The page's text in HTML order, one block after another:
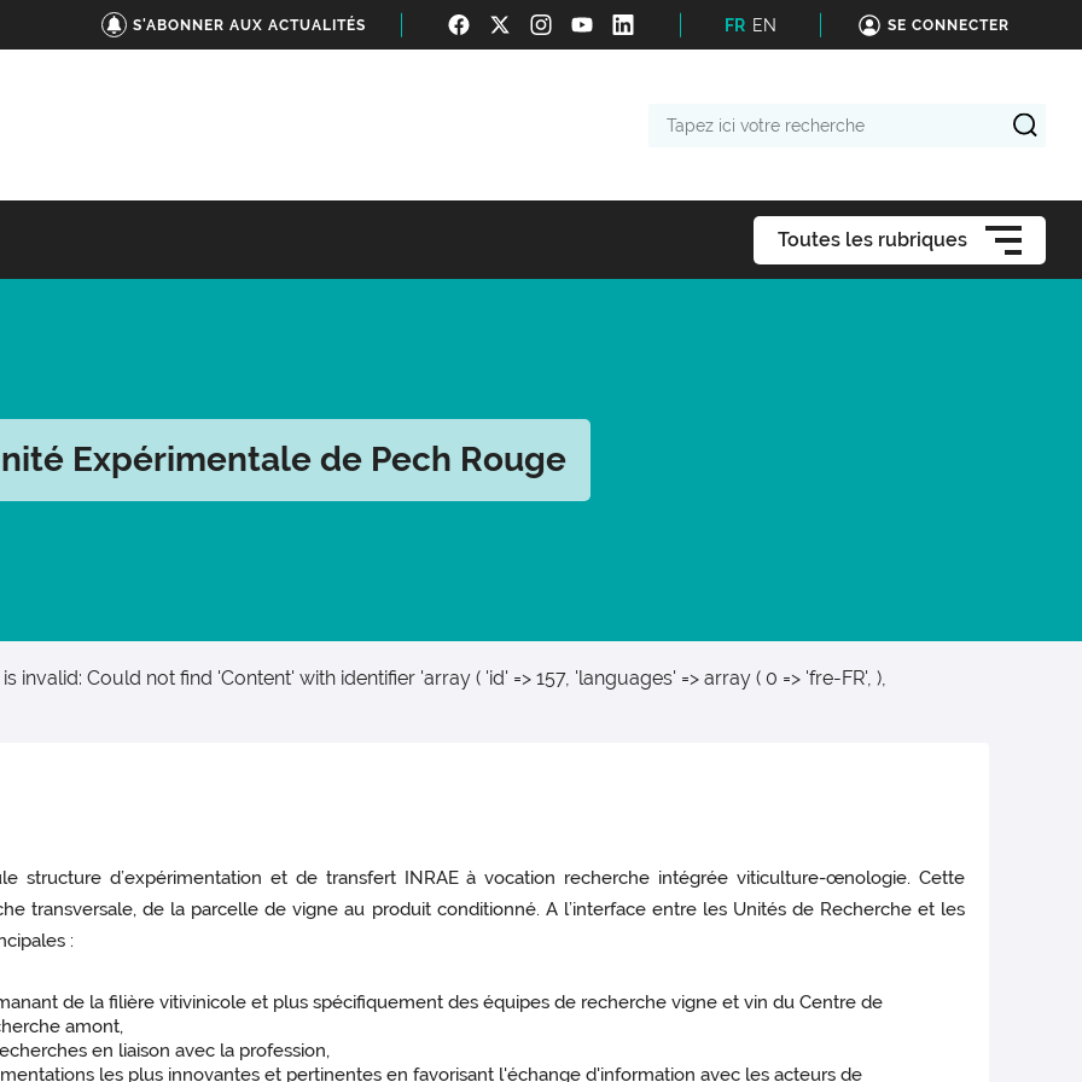
S'ABONNER AUX ACTUALITÉS FR EN SE CONNECTER
Toutes les rubriques
Expérimentale de Pech Rouge
Could not find 'Content' with identifier 'array ( 'id' => 157, 'languages' => array ( 0 => 'fre-FR', ),
structure d’expérimentation et de transfert INRAE à vocation recherche intégrée viticulture-œnologie. Cette
transversale, de la parcelle de vigne au produit conditionné. A l’interface entre les Unités de Recherche et les
:
de la filière vitivinicole et plus spécifiquement des équipes de recherche vigne et vin du Centre de
amont,
en liaison avec la profession,
les plus innovantes et pertinentes en favorisant l'échange d'information avec les acteurs de